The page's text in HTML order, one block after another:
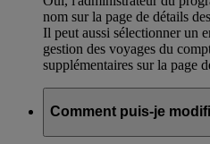
nom sur la page de détails
Il peut aussi sélectionner un
gestion des voyages du
supplémentaires sur la page